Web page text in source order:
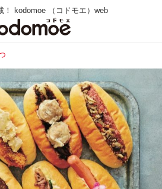
！ kodomoe （コドモエ）web